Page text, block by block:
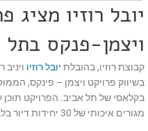
יובל רוזיו
ויצמן-פנקס בתל
קבוצת רוזיו, בהובלת יובל רוזיו
בשיווק פרויקט ויצמן – פינקס,
בקלאסי של תל אביב. הפרויקט תוכן
מגורים איכותי של 30 יחידות דיור בלבד שנותרו למכירה.